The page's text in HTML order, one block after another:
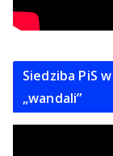
Siedziba PiS
„wandali”